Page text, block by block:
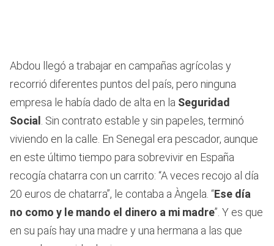
Abdou llegó a trabajar en campañas agrícolas y
recorrió diferentes puntos del país, pero ninguna
empresa le había dado de alta en la Seguridad
Social . Sin contrato estable y sin papeles, terminó
viviendo en la calle. En Senegal era pescador, aunque
en este último tiempo para sobrevivir en España
recogía chatarra con un carrito: “A veces recojo al día
20 euros de chatarra”, le contaba a Àngela. “Ese día
no como y le mando el dinero a mi madre”. Y es que
en su país hay una madre y una hermana a las que